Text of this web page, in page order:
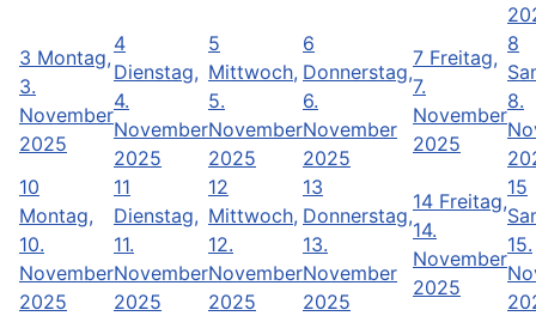
3 Montag,
3.
November
2025
4
Dienstag,
4.
November
2025
5
Mittwoch,
5.
November
2025
6
Donnerstag,
6.
November
2025
7 Freitag,
7.
November
2025
8
8.
10
Montag,
10.
November
2025
11
Dienstag,
11.
November
2025
12
Mittwoch,
12.
November
2025
13
Donnerstag,
13.
November
2025
14 Freitag,
14.
November
2025
15
15.